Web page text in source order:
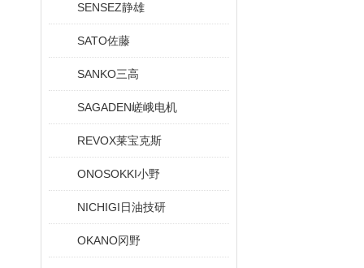
SENSEZ静雄
SATO佐藤
SANKO三高
SAGADEN嵯峨电机
REVOX莱宝克斯
ONOSOKKI小野
NICHIGI日油技研
OKANO冈野